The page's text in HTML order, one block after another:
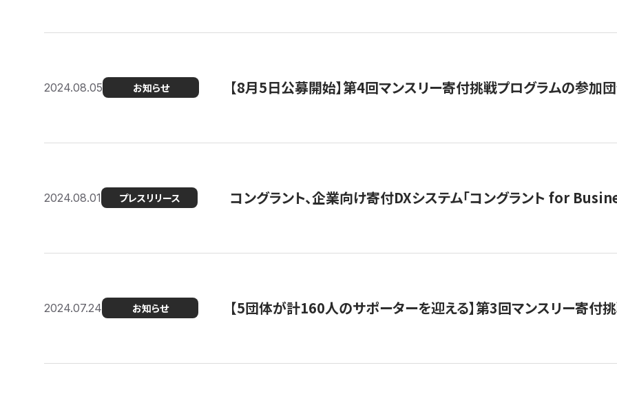
2024.08.05 お知らせ 【8月5日公募開始】第4回マンスリー寄付挑戦プログラムの参加
2024.08.01 プレスリリース コングラント、企業向け寄付DXシステム「コングラント for
2024.07.24 お知らせ 【5団体が計160人のサポーターを迎える】​​第3回マンスリー寄付